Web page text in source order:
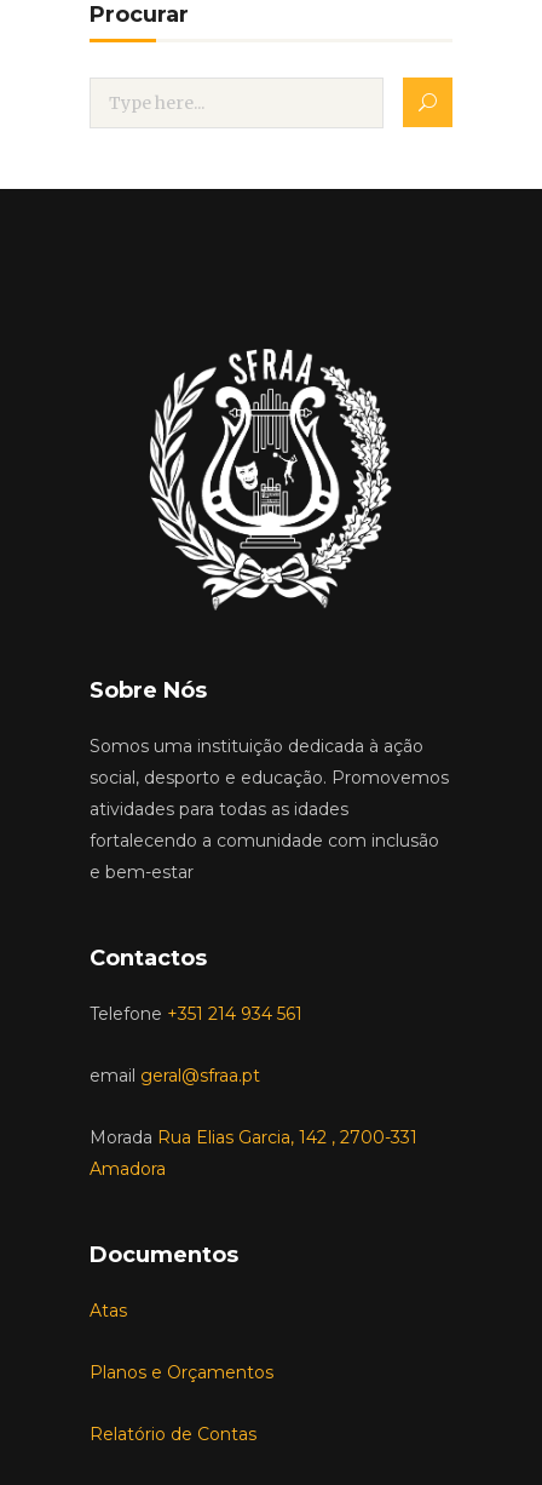
Procurar
Sobre Nós
Somos uma instituição dedicada à ação
social, desporto e educação. Promovemos
atividades para todas as idades
fortalecendo a comunidade com inclusão
e bem-estar
Contactos
Telefone +351 214 934 561
email geral@sfraa.pt
Morada Rua Elias Garcia, 142 , 2700-331
Amadora
Documentos
Atas
Planos e Orçamentos
Relatório de Contas